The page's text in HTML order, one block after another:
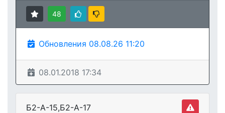
48
Обновления 08.08.26 11:20
08.01.2018 17:34
Б2-А-15,Б2-А-17